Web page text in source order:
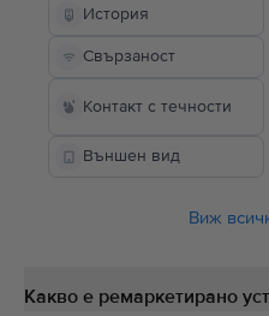
История
Свързаност
Контакт с течности
Външен вид
Виж
Какво е ремаркетирано